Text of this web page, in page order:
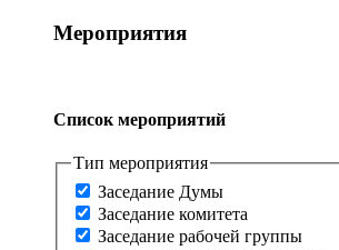
Мероприятия
Список мероприятий
Тип мероприятия
Заседание Думы
Заседание комитета
Заседание рабочей группы